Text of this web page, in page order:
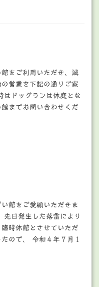
をご利用いただき、誠
営業を下記の通りご案
はドッグランは休庭とな
までお問い合わせくだ
館をご愛顧いただきま
日発生した落雷により
時休館とさせていただ
ので、 令和４年７月１